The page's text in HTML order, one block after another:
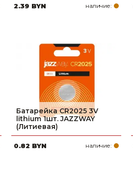
2.39 BYN наличие:
Батарейка CR2025 3V
lithium 1шт. JAZZWAY
(Литиевая)
0.82 BYN наличие: